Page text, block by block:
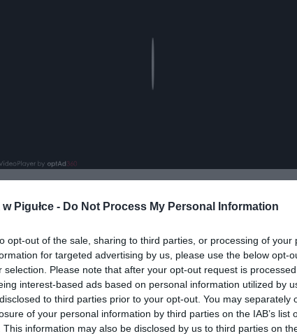
Pigułce - Do Not Process My Personal Information
opt-out of the sale, sharing to third parties, or processing of your
for targeted advertising by us, please use the below opt-
selection. Please note that after your opt-out request is
interest-based ads based on personal information utilized by
to third parties prior to your opt-out. You may separately
of your personal information by third parties on the IAB’s list
This information may also be disclosed by us to third parties on